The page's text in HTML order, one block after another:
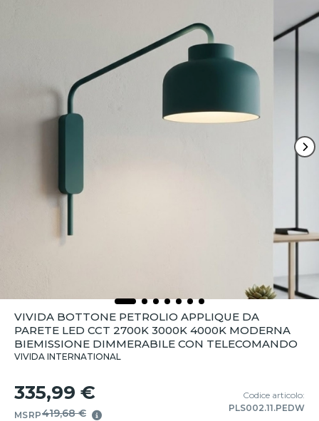
VIVIDA BOTTONE PETROLIO APPLIQUE DA
PARETE LED CCT 2700K 3000K 4000K MODERNA
BIEMISSIONE DIMMERABILE CON TELECOMANDO
VIVIDA INTERNATIONAL
335,99 €
MSRP419,68 €
Codice articolo:
PLS002.11.PEDW